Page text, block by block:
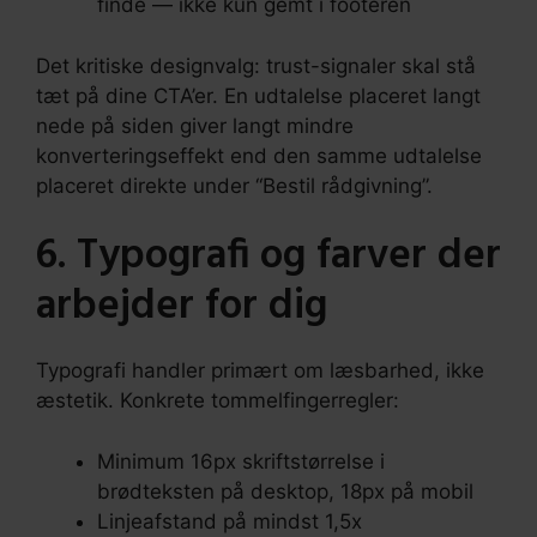
finde — ikke kun gemt i footeren
Det kritiske designvalg: trust-signaler skal stå
tæt på dine CTA’er. En udtalelse placeret langt
nede på siden giver langt mindre
konverteringseffekt end den samme udtalelse
placeret direkte under “Bestil rådgivning”.
6. Typografi og farver der
arbejder for dig
Typografi handler primært om læsbarhed, ikke
æstetik. Konkrete tommelfingerregler:
Minimum 16px skriftstørrelse i
brødteksten på desktop, 18px på mobil
Linjeafstand på mindst 1,5x